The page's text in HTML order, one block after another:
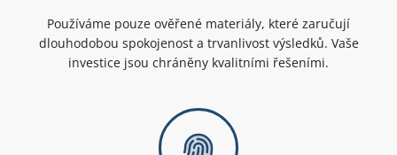
Používáme pouze ověřené materiály, které zaručují
dlouhodobou spokojenost a trvanlivost výsledků. Vaše
investice jsou chráněny kvalitními řešeními.